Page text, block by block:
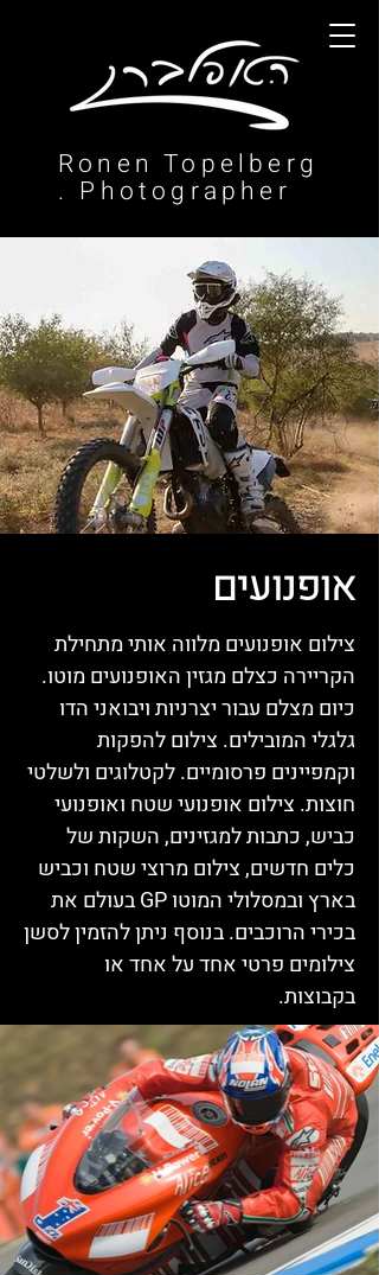
Ronen Topelberg
. Photographer
אופנועים
צילום אופנועים מלווה אותי מתחילת
הקריירה כצלם מגזין האופנועים מוטו.
כיום מצלם עבור יצרניות ויבואני הדו
גלגלי המובילים. צילום להפקות
וקמפיינים פרסומיים. לקטלוגים ולשלטי
חוצות. צילום אופנועי שטח ואופנועי
כביש, כתבות למגזינים, השקות של
כלים חדשים, צילום מרוצי שטח וכביש
בארץ ובמסלולי המוטו GP בעולם את
בכירי הרוכבים. בנוסף ניתן להזמין לסשן
צילומים פרטי אחד על אחד או
בקבוצות.